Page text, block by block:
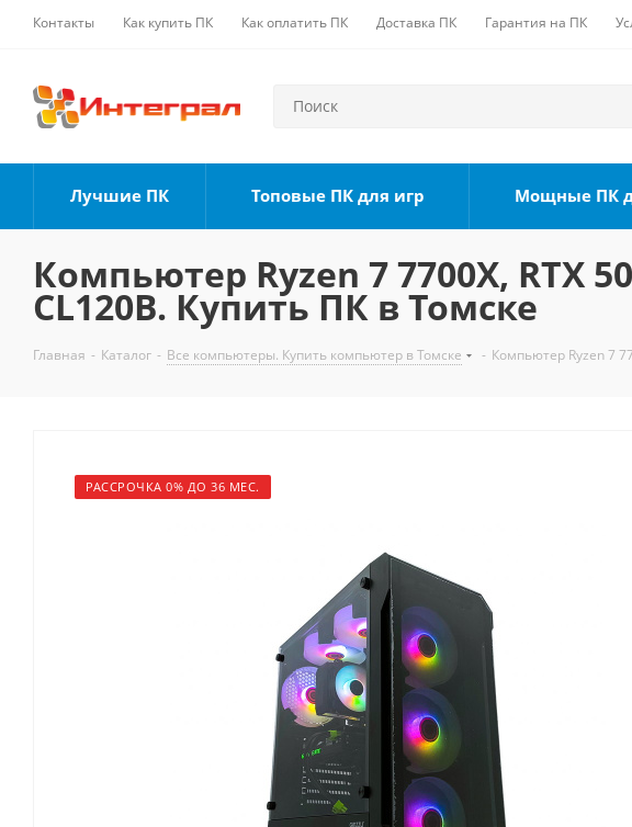
Контакты Как купить ПК Как оплатить ПК Доставка ПК Гарантия на ПК
Лучшие ПК Топовые ПК для игр Мощные ПК
Компьютер Ryzen 7 7700X, RTX
CL120B. Купить ПК в Томске
Главная - Каталог - Все компьютеры. Купить компьютер в Томске - Компьютер Ryzen 7
РАССРОЧКА 0% ДО 36 МЕС.